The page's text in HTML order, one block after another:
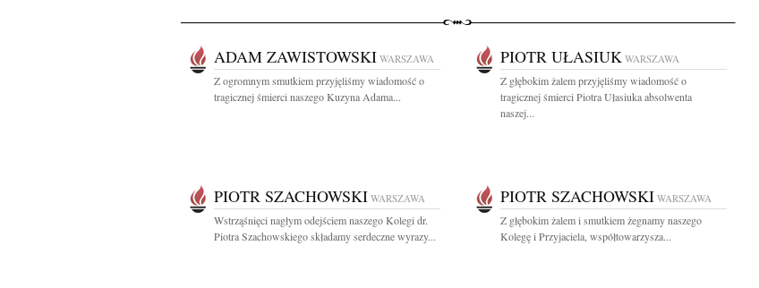
ADAM ZAWISTOWSKI WARSZAWA
Z ogromnym smutkiem przyjęliśmy wiadomość o
tragicznej śmierci naszego Kuzyna Adama...
PIOTR UŁASIUK WARSZAWA
Z głębokim żalem przyjęliśmy wiadomość o
tragicznej śmierci Piotra Ułasiuka absolwenta
naszej...
PIOTR SZACHOWSKI WARSZAWA
Wstrząśnięci nagłym odejściem naszego Kolegi dr.
Piotra Szachowskiego składamy serdeczne wyrazy...
PIOTR SZACHOWSKI WARSZAWA
Z głębokim żalem i smutkiem żegnamy naszego
Kolegę i Przyjaciela, współtowarzysza...